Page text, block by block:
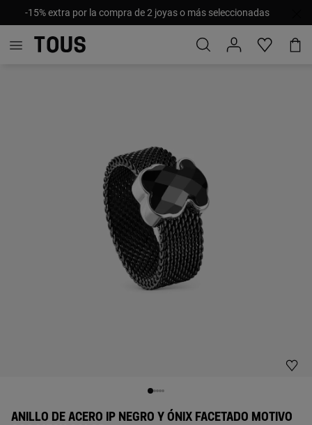
-15% extra por la compra de 2 joyas o más seleccionadas
ANILLO DE ACERO IP NEGRO Y ÓNIX FACETADO MOTIVO